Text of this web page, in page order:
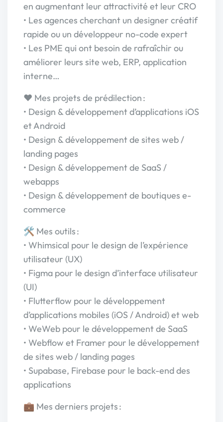
en augmentant leur attractivité et leur CRO
• Les agences cherchant un designer créatif
rapide ou un développeur no-code expert
• Les PME qui ont besoin de rafraîchir ou
améliorer leurs site web, ERP, application
interne…
❤️ Mes projets de prédilection :
• Design & développement d’applications iOS
et Android
• Design & développement de sites web /
landing pages
• Design & développement de SaaS /
webapps
• Design & développement de boutiques e-
commerce
🛠️ Mes outils :
• Whimsical pour le design de l’expérience
utilisateur (UX)
• Figma pour le design d’interface utilisateur
(UI)
• Flutterflow pour le développement
d’applications mobiles (iOS / Android) et web
• WeWeb pour le développement de SaaS
• Webflow et Framer pour le développement
de sites web / landing pages
• Supabase, Firebase pour le back-end des
applications
💼 Mes derniers projets :